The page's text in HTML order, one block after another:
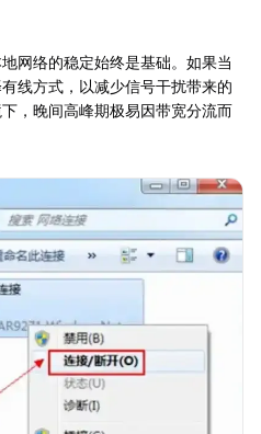
网络的稳定始终是基础。如果当
线方式，以减少信号干扰带来的
，晚间高峰期极易因带宽分流而